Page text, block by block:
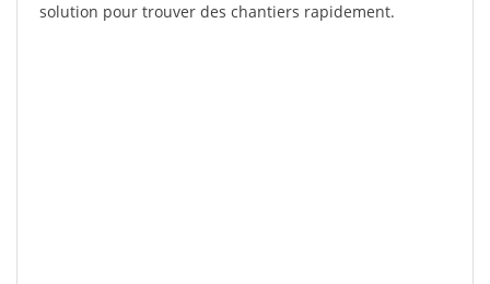
solution pour trouver des chantiers rapidement.